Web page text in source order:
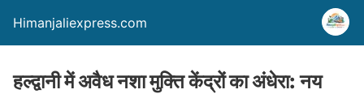
Himanjaliexpress.com
हल्द्वानी में अवैध नशा मुक्ति केंद्रों का अंधेरा: नय